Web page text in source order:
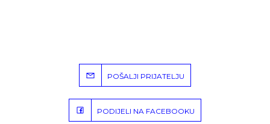
POŠALJI PRIJATELJU
PODIJELI NA FACEBOOKU